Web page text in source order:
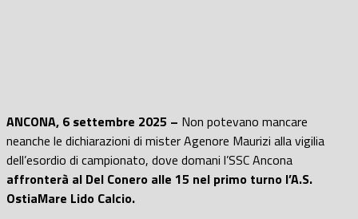
ANCONA, 6 settembre 2025 – Non potevano mancare
neanche le dichiarazioni di mister Agenore Maurizi alla vigilia
dell’esordio di campionato, dove domani l’SSC Ancona
affronterà al Del Conero alle 15 nel primo turno l’A.S.
OstiaMare Lido Calcio.